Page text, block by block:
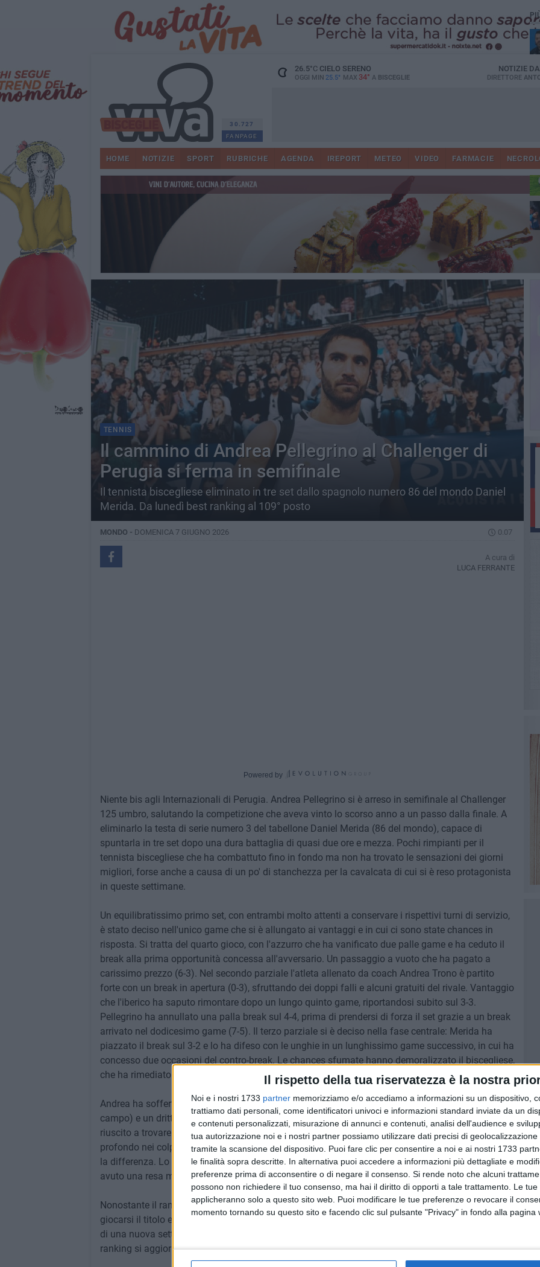
Il rispetto della tua riservatezza è la nostra
Noi e i nostri 1733 partner memorizziamo e/o accediamo a informazioni su un dispositivo,
trattiamo dati personali, come identificatori univoci e informazioni standard inviate da un
e contenuti personalizzati, misurazione di annunci e contenuti, analisi dell'audience e
tua autorizzazione noi e i nostri partner possiamo utilizzare dati precisi di
tramite la scansione del dispositivo. Puoi fare clic per consentire a noi e ai nostri 1733
le finalità sopra descritte. In alternativa puoi accedere a informazioni più dettagliate e
preferenze prima di acconsentire o di negare il consenso. Si rende noto che alcuni
possono non richiedere il tuo consenso, ma hai il diritto di opporti a tale trattamento. Le
applicheranno solo a questo sito web. Puoi modificare le tue preferenze o revocare il
momento tornando su questo sito e facendo clic sul pulsante "Privacy" in fondo alla pagina
30.727
FANPAGE
26.5°CCIELO SERENO
OGGI MIN 25.5° MAX 34° A BISCEGLIE
NOTIZIE
DIRETTORE
HOME NOTIZIE SPORT RUBRICHE AGENDA IREPORT METEO VIDEO FARMACIE
TENNIS
Il cammino di Andrea Pellegrino al Challenger di
Perugia si ferma in semifinale
Il tennista biscegliese eliminato in tre set dallo spagnolo numero 86 del mondo Daniel
Merida. Da lunedì best ranking al 109° posto
MONDO - DOMENICA 7 GIUGNO 2026 0.07
A cura di
LUCA FERRANTE
Powered by
Niente bis agli Internazionali di Perugia. Andrea Pellegrino si è arreso in semifinale al Challenger
125 umbro, salutando la competizione che aveva vinto lo scorso anno a un passo dalla finale. A
eliminarlo la testa di serie numero 3 del tabellone Daniel Merida (86 del mondo), capace di
spuntarla in tre set dopo una dura battaglia di quasi due ore e mezza. Pochi rimpianti per il
tennista biscegliese che ha combattuto fino in fondo ma non ha trovato le sensazioni dei giorni
migliori, forse anche a causa di un po' di stanchezza per la cavalcata di cui si è reso protagonista
in queste settimane.
Un equilibratissimo primo set, con entrambi molto attenti a conservare i rispettivi turni di servizio,
è stato deciso nell'unico game che si è allungato ai vantaggi e in cui ci sono state chances in
risposta. Si tratta del quarto gioco, con l'azzurro che ha vanificato due palle game e ha ceduto il
break alla prima opportunità concessa all'avversario. Un passaggio a vuoto che ha pagato a
carissimo prezzo (6-3). Nel secondo parziale l'atleta allenato da coach Andrea Trono è partito
forte con un break in apertura (0-3), sfruttando dei doppi falli e alcuni gratuiti del rivale. Vantaggio
che l'iberico ha saputo rimontare dopo un lungo quinto game, riportandosi subito sul 3-3.
Pellegrino ha annullato una palla break sul 4-4, prima di prendersi di forza il set grazie a un break
arrivato nel dodicesimo game (7-5). Il terzo parziale si è deciso nella fase centrale: Merida ha
piazzato il break sul 3-2 e lo ha difeso con le unghie in un lunghissimo game successivo, in cui ha
concesso due occasioni del contro-break. Le chances sfumate hanno demoralizzato il biscegliese,
che ha rimediato un altro break che ha sancito la sua uscita di scena dal torneo (6-3).
Andrea ha sofferto il servizio estremamente efficace dello spagnolo (65% di prime palle messe in
campo) e un dritto che lo ha portato spesso a giocare dietro la linea di fondo campo. L'azzurro è
riuscito a trovare le contromisure per essere aggressivo in risposta da dietro e allo stesso tempo
profondo nei colpi da fondo campo, ma nella lotta Merida ha avuto qualcosa in più che ha fatto
la differenza. Lo si nota nel dato delle palle break: 13 per l'iberico, solo 4 per il biscegliese che ha
avuto una resa migliore ma non è bastato.
Nonostante il rammarico di aver mancato per poco l'atto conclusivo, che gli avrebbe consentito di
giocarsi il titolo e l'ingresso tra i migliori 100 della classifica, Pellegrino può ritenersi soddisfatto
di una nuova settimana positiva in cui si è espresso a buonissimi livelli. Da lunedì il suo best
ranking si aggiornerà ulteriormente al numero 109.